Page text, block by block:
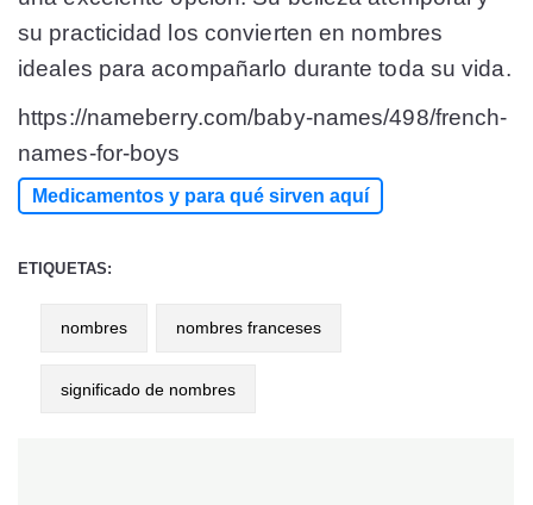
su practicidad los convierten en nombres
ideales para acompañarlo durante toda su vida.
https://nameberry.com/baby-names/498/french-
names-for-boys
Medicamentos y para qué sirven aquí
ETIQUETAS:
nombres nombres franceses
significado de nombres